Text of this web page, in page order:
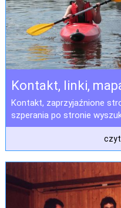
Kontakt, linki,
Kontakt, zaprzyjaźnione
szperania po stronie